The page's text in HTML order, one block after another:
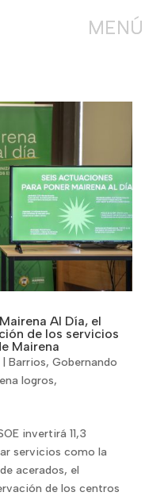
Al Día, el
de los servicios
Mairena
Barrios, Gobernando
logros,
invertirá 11,3
servicios como la
acerados, el
de los centros